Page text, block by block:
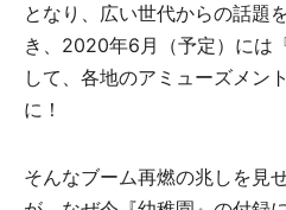
となり、広い世代からの話題
き、2020年6月（予定）には
して、各地のアミューズメン
に！
そんなブーム再燃の兆しを見